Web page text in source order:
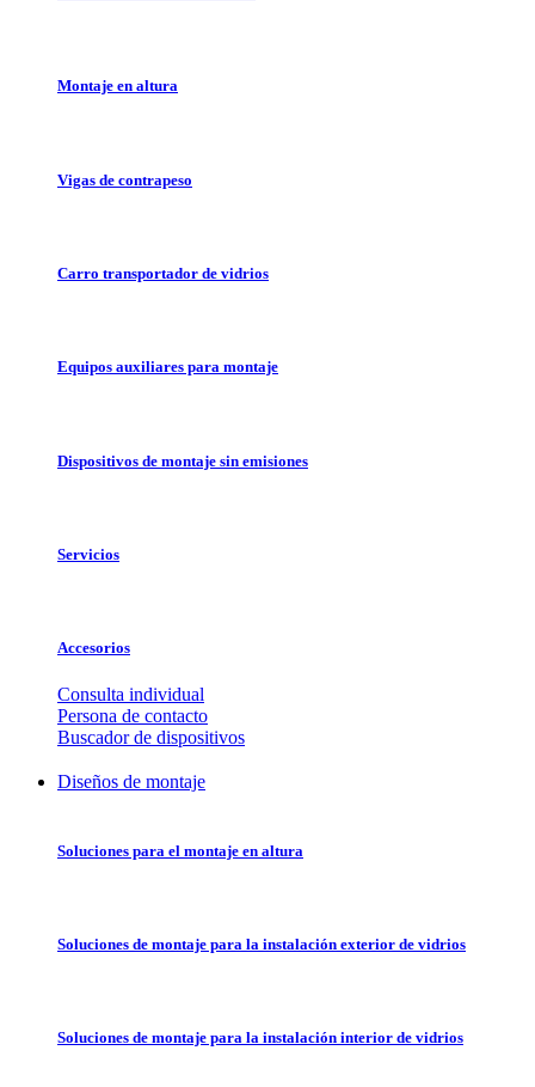
Montaje en altura
Vigas de contrapeso
Carro transportador de vidrios
Equipos auxiliares para montaje
Dispositivos de montaje sin emisiones
Servicios
Accesorios
Consulta individual
Persona de contacto
Buscador de dispositivos
Diseños de montaje
Soluciones para el montaje en altura
Soluciones de montaje para la instalación exterior de vidrios
Soluciones de montaje para la instalación interior de vidrios